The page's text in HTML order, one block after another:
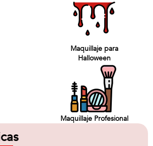
Maquillaje para
Halloween
Maquillaje Profesional